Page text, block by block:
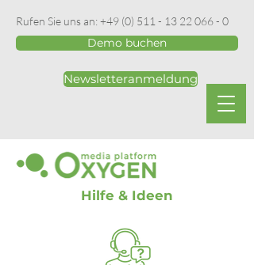
Rufen Sie uns an:+49 (0) 511 - 13 22 066 - 0
Demo buchen
Newsletteranmeldung
Hilfe & Ideen